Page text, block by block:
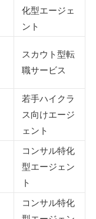
化型エージェ
ント
スカウト型転
職サービス
若手ハイクラ
ス向けエージ
ェント
コンサル特化
型エージェン
ト
コンサル特化